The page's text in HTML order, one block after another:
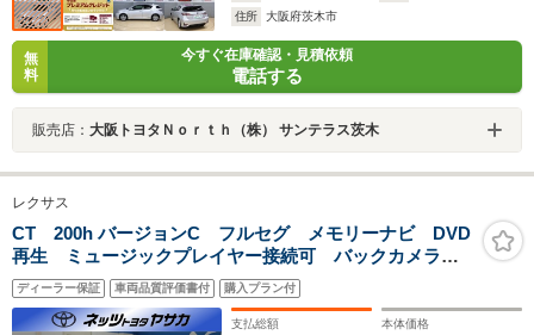
住所
大阪府茨木市
無
料
今すぐ在庫確認・見積依頼
電話する
販売店： 大阪トヨタＮｏｒｔｈ（株） サンテラス茨木
レクサス
CT 200h バージョンC フルセグ メモリーナビ DVD
再生 ミュージックプレイヤー接続可 バックカメラ
ETC ドラレコ LEDヘッドランプ
ディーラー保証 車両品質評価書付 購入プラン付
支払総額 本体価格